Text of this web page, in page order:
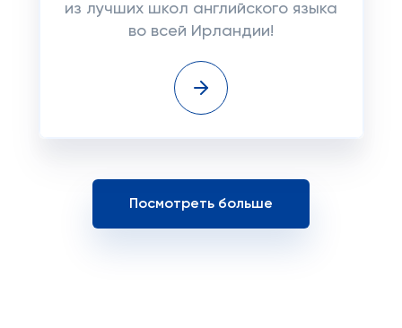
из лучших школ английского языка
во всей Ирландии!
Посмотреть больше